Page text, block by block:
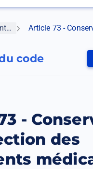
médicale
Article 73 - Conservation et
code
-
des